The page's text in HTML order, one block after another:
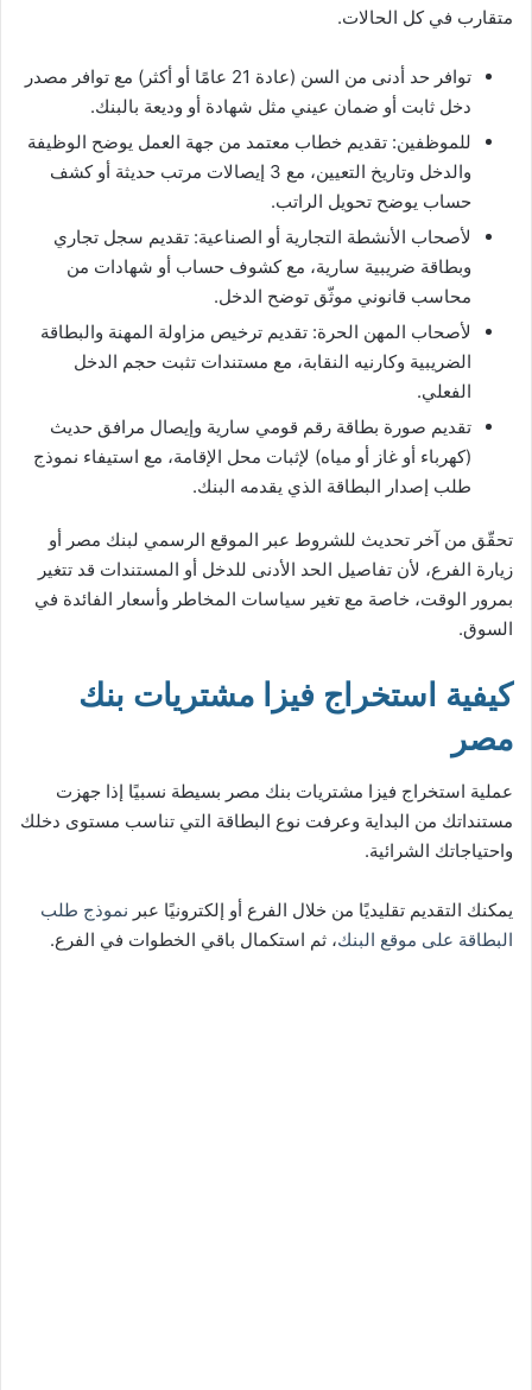
متقارب في كل الحالات.
توافر حد أدنى من السن (عادة 21 عامًا أو أكثر) مع توافر مصدر
دخل ثابت أو ضمان عيني مثل شهادة أو وديعة بالبنك.
للموظفين: تقديم خطاب معتمد من جهة العمل يوضح الوظيفة
والدخل وتاريخ التعيين، مع 3 إيصالات مرتب حديثة أو كشف
حساب يوضح تحويل الراتب.
لأصحاب الأنشطة التجارية أو الصناعية: تقديم سجل تجاري
وبطاقة ضريبية سارية، مع كشوف حساب أو شهادات من
محاسب قانوني موثّق توضح الدخل.
لأصحاب المهن الحرة: تقديم ترخيص مزاولة المهنة والبطاقة
الضريبية وكارنيه النقابة، مع مستندات تثبت حجم الدخل
الفعلي.
تقديم صورة بطاقة رقم قومي سارية وإيصال مرافق حديث
(كهرباء أو غاز أو مياه) لإثبات محل الإقامة، مع استيفاء نموذج
طلب إصدار البطاقة الذي يقدمه البنك.
تحقّق من آخر تحديث للشروط عبر الموقع الرسمي لبنك مصر أو
زيارة الفرع، لأن تفاصيل الحد الأدنى للدخل أو المستندات قد تتغير
بمرور الوقت، خاصة مع تغير سياسات المخاطر وأسعار الفائدة في
السوق.
كيفية استخراج فيزا مشتريات بنك
مصر
عملية استخراج فيزا مشتريات بنك مصر بسيطة نسبيًا إذا جهزت
مستنداتك من البداية وعرفت نوع البطاقة التي تناسب مستوى دخلك
واحتياجاتك الشرائية.
يمكنك التقديم تقليديًا من خلال الفرع أو إلكترونيًا عبر نموذج طلب
البطاقة على موقع البنك، ثم استكمال باقي الخطوات في الفرع.